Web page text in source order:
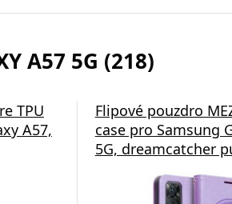
A57 5G (218)
TPU
A57,
Flipové pouzdro
case pro Samsung
5G, dreamcatcher